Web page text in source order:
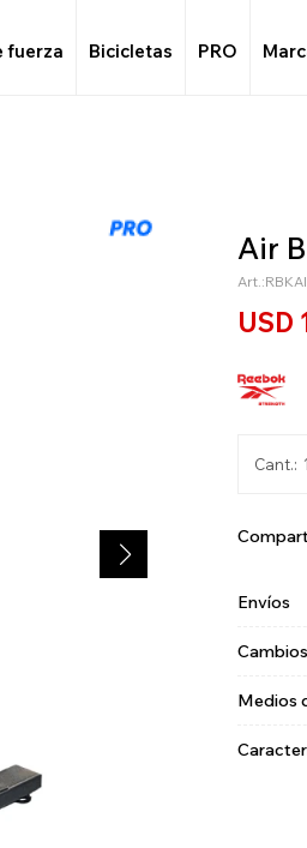
fuerza Bicicletas PRO
Air
USD
1
Envíos
Medios